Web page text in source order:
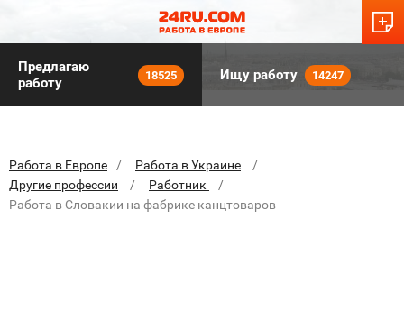
Предлагаю
работу
18525 Ищу работу 14247
Работа в Европе
Работа в Украине
Другие профессии
Работник
Работа в Словакии на фабрике канцтоваров